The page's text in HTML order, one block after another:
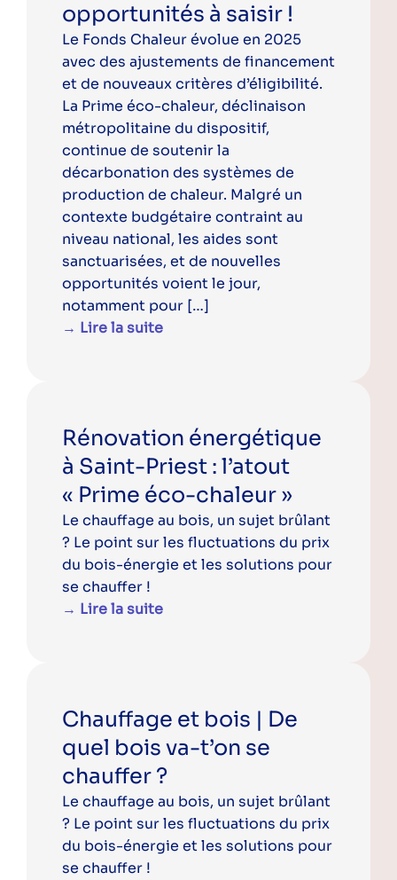
opportunités à saisir !
Le Fonds Chaleur évolue en 2025
avec des ajustements de financement
et de nouveaux critères d’éligibilité.
La Prime éco-chaleur, déclinaison
métropolitaine du dispositif,
continue de soutenir la
décarbonation des systèmes de
production de chaleur. Malgré un
contexte budgétaire contraint au
niveau national, les aides sont
sanctuarisées, et de nouvelles
opportunités voient le jour,
notamment pour […]
→ Lire la suite
Rénovation énergétique
à Saint-Priest : l’atout
« Prime éco-chaleur »
Le chauffage au bois, un sujet brûlant
? Le point sur les fluctuations du prix
du bois-énergie et les solutions pour
se chauffer !
→ Lire la suite
Chauffage et bois | De
quel bois va-t’on se
chauffer ?
Le chauffage au bois, un sujet brûlant
? Le point sur les fluctuations du prix
du bois-énergie et les solutions pour
se chauffer !